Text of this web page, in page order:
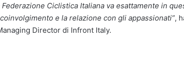
Ciclistica Italiana va esattamente in
e la relazione con gli appassionati”,
Director di Infront Italy.